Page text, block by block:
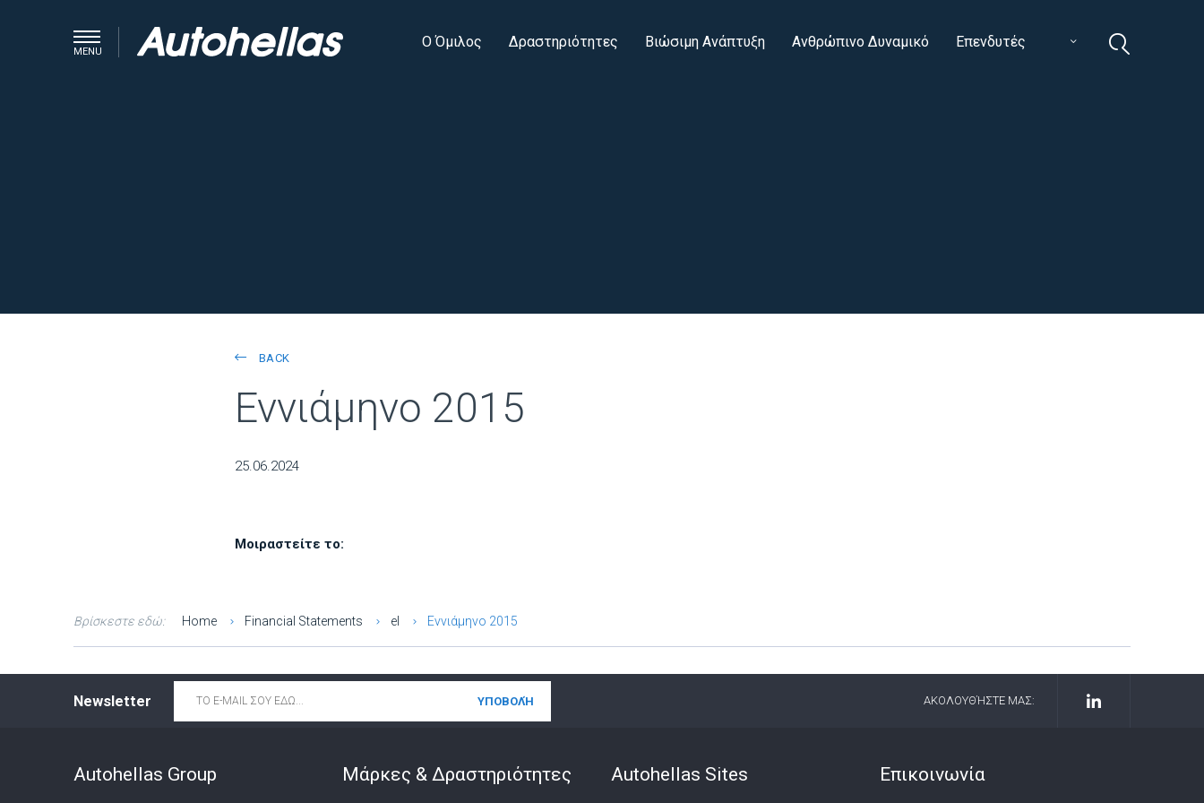
MENU
Ο Όμιλος Δραστηριότητες Βιώσιμη Ανάπτυξη Ανθρώπινο Δυναμικό Επενδυτές
BACK
Εννιάμηνο 2015
25.06.2024
Μοιραστείτε το:
Βρίσκεστε εδώ: Home Financial Statements el Εννιάμηνο 2015
Newsletter
ΑΚΟΛΟΥΘΉΣΤΕ ΜΑΣ:
Autohellas Group Μάρκες & Δραστηριότητες Autohellas Sites Επικοινωνία